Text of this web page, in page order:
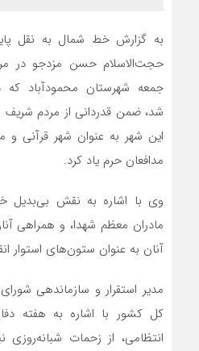
به گزارش خط شمال به نقل
حجت‌الاسلام حسن مزدجو در
جمعه شهرستان محمودآباد که
شد، ضمن قدردانی از مردم شریف
این شهر به عنوان شهر قرآنی
مدافعان حرم یاد کرد.
وی با اشاره به نقش بی‌بدیل
مادران معظم شهدا، و همراهی آنان
آنان به عنوان ستون‌های استوار
مدیر استقرار و سازماندهی
کل کشور با اشاره به هفته
انتظامی، از زحمات شبانه‌روزی